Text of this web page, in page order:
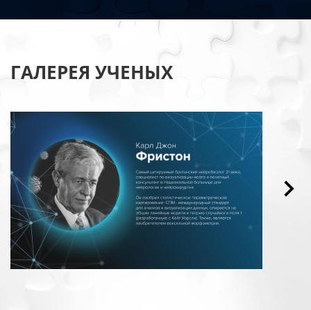
ГАЛЕРЕЯ УЧЕНЫХ